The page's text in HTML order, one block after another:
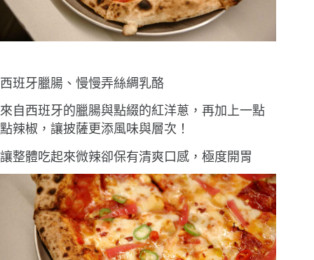
西班牙臘腸、慢慢弄絲綢乳酪
來自西班牙的臘腸與點綴的紅洋蔥，再加上一點
點辣椒，讓披薩更添風味與層次！
讓整體吃起來微辣卻保有清爽口感，極度開胃